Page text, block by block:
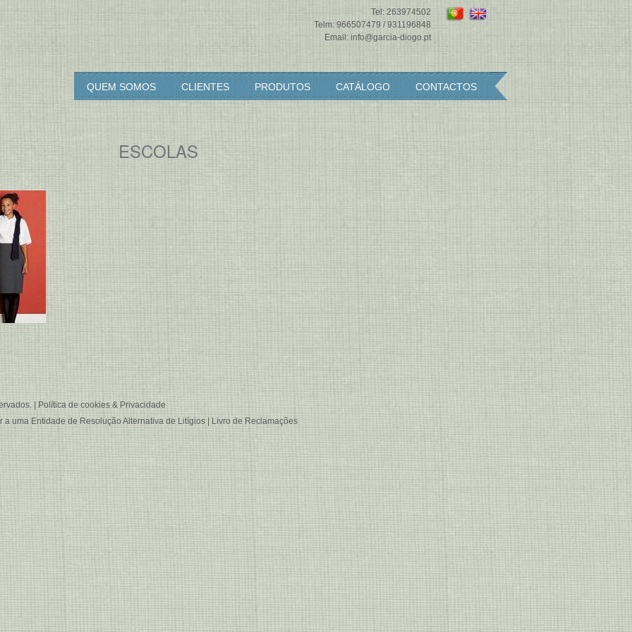
& Diogo Tel: 263974502
Telm: 966507479 /931196848
Email: info@garcia-diogo.pt
QUEM SOMOS CLIENTES PRODUTOS CATÁLOGO CONTACTOS
ESCOLAS
| Política de cookies & Privacidade
a uma Entidade de Resolução Alternativa de Litígios | Livro de Reclamações